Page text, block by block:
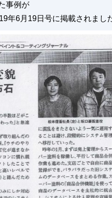
事例が
年6月19日号に掲載されまし